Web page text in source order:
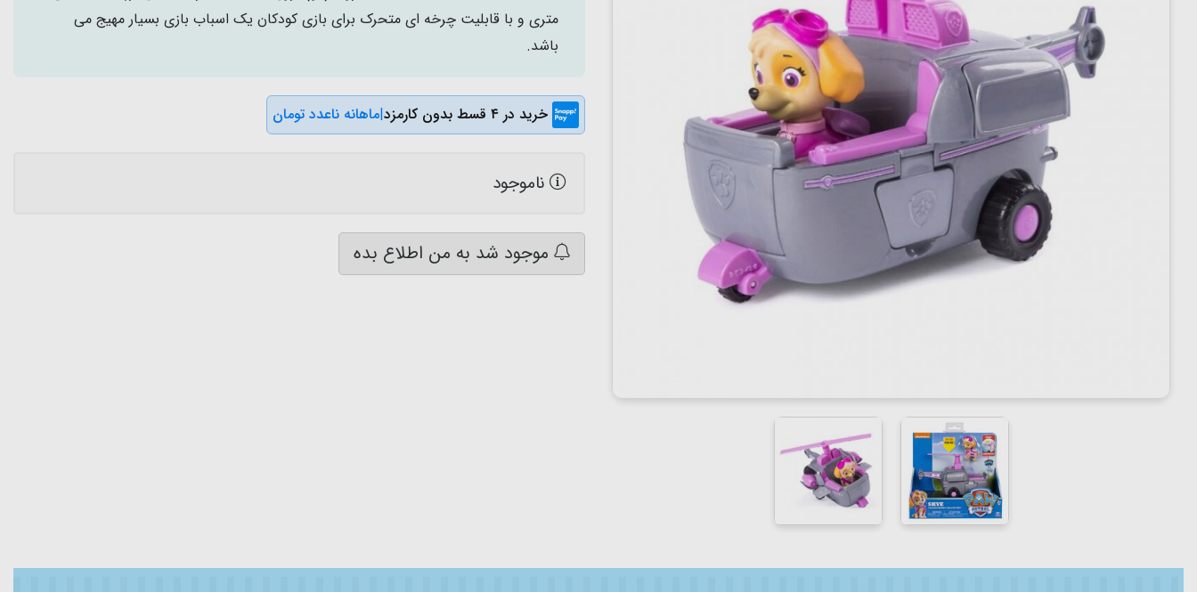
متری و با قابلیت چرخه ای متحرک برای بازی کودکان یک اسباب بازی بسیار مهیج می
باشد.
خرید در ۴ قسط بدون کارمزد |ماهانه ناعدد تومان
ناموجود
موجود شد به من اطلاع بده